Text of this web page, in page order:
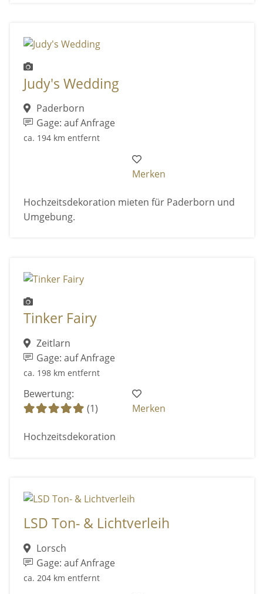
Judy's Wedding
Paderborn
Gage: auf Anfrage
ca. 194 km entfernt
Merken
Hochzeitsdekoration mieten für Paderborn und
Umgebung.
Tinker Fairy
Zeitlarn
Gage: auf Anfrage
ca. 198 km entfernt
Bewertung:
(1)
Merken
Hochzeitsdekoration
LSD Ton- & Lichtverleih
Lorsch
Gage: auf Anfrage
ca. 204 km entfernt